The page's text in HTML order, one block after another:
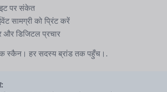
पर संकेत
सामग्री को प्रिंट करें
और डिजिटल प्रचार
स्कैन। हर सदस्य ब्रांड तक पहुँच।.